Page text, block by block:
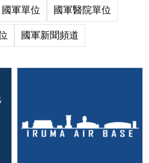
國軍單位 國軍醫院單位
國軍新聞頻道